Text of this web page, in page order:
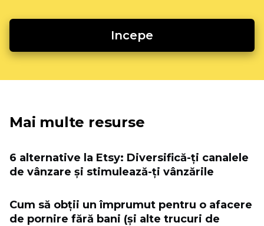
Incepe
Mai multe resurse
6 alternative la Etsy: Diversifică-ți canalele
de vânzare și stimulează-ți vânzările
Cum să obții un împrumut pentru o afacere
de pornire fără bani (și alte trucuri de